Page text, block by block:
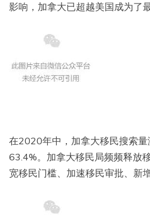
影响，加拿大已超越美国成为了
在2020年中，加拿大移民搜索量
63.4%。加拿大移民局频频释放
宽移民门槛、加速移民审批、新